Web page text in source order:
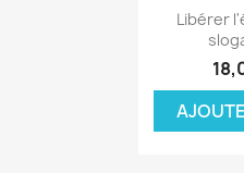

Libérer